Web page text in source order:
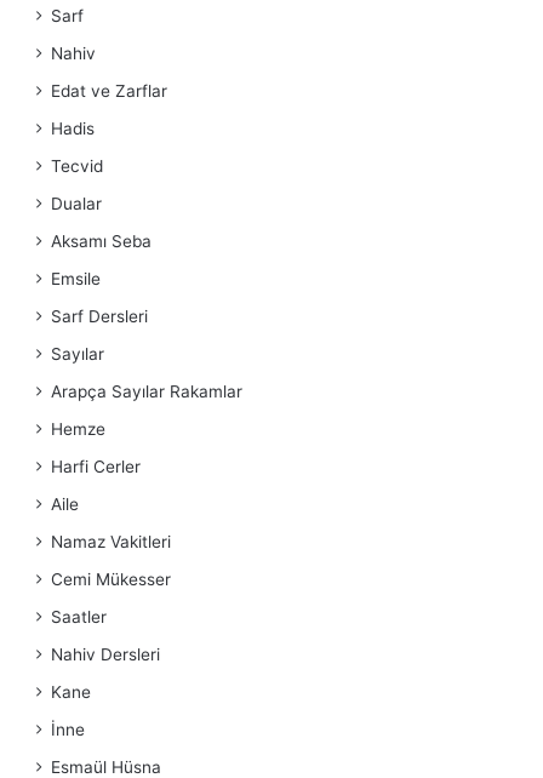
Sarf
Nahiv
Edat ve Zarflar
Hadis
Tecvid
Dualar
Aksamı Seba
Emsile
Sarf Dersleri
Sayılar
Arapça Sayılar Rakamlar
Hemze
Harfi Cerler
Aile
Namaz Vakitleri
Cemi Mükesser
Saatler
Nahiv Dersleri
Kane
İnne
Esmaül Hüsna